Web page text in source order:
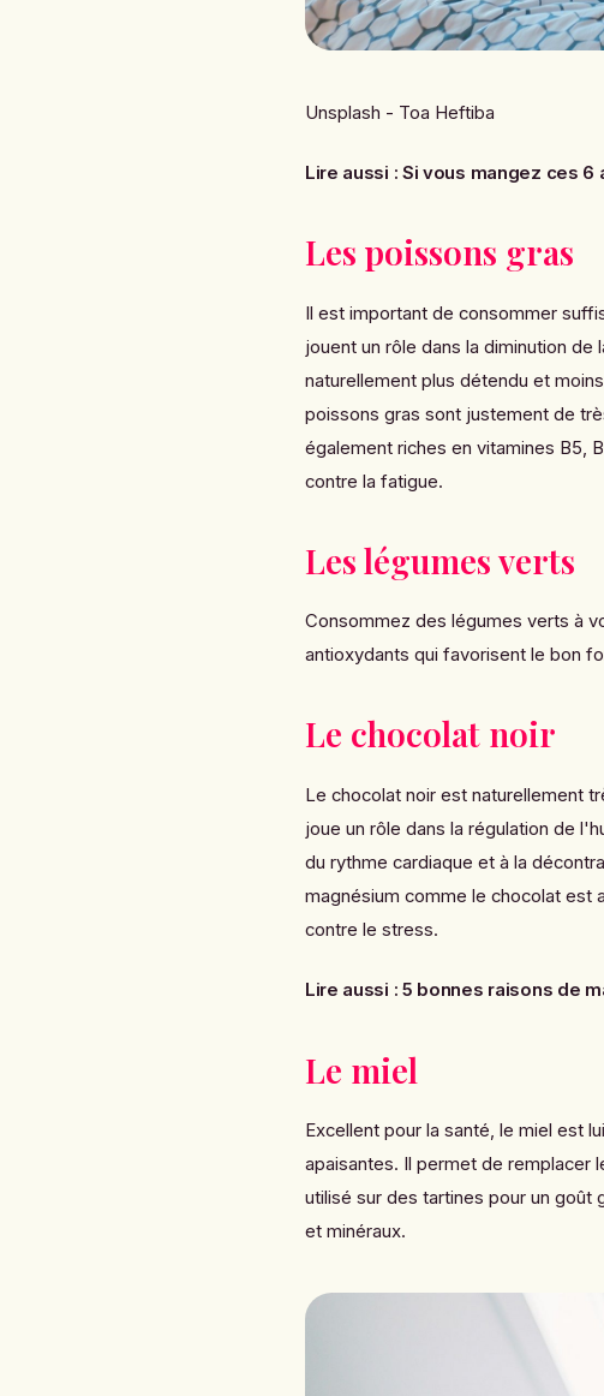
Unsplash - Toa Heftiba
Lire aussi : Si vous mangez ces
Les poissons gras
Il est important de consommer
jouent un rôle dans la diminution
naturellement plus détendu et
poissons gras sont justement de
également riches en vitamines B5,
contre la fatigue.
Les légumes verts
Consommez des légumes verts à
antioxydants qui favorisent le bon
Le chocolat noir
Le chocolat noir est naturellement
joue un rôle dans la régulation de
du rythme cardiaque et à la
magnésium comme le chocolat est
contre le stress.
Lire aussi : 5 bonnes raisons de
Le miel
Excellent pour la santé, le miel est
apaisantes. Il permet de remplacer
utilisé sur des tartines pour un goût
et minéraux.